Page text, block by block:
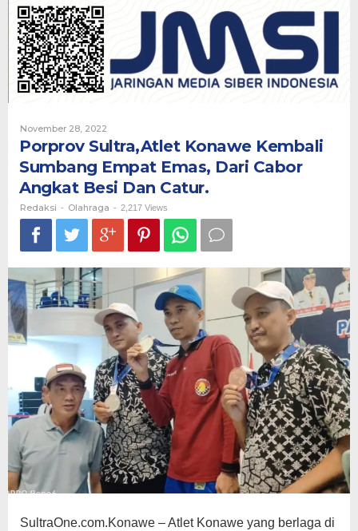
Sumbang
Emas,
Dari
Cabor
November 28, 2022
Redaksi
Porprov Sultra,Atlet Konawe Kembali
Sumbang Empat Emas, Dari Cabor
Angkat Besi Dan Catur.
Redaksi - Olahraga - 2,217 Views
SultraOne.com.Konawe – Atlet Konawe yang berlaga di